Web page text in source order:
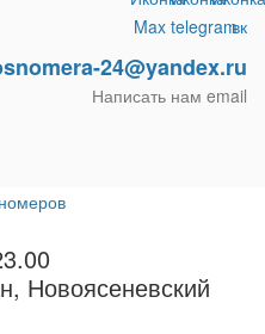
24@yandex.ru
Написать нам email
Новоясеневский